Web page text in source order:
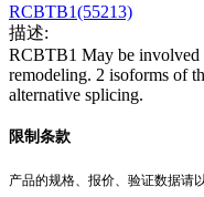
RCBTB1(55213)
描述:
RCBTB1 May be involved
remodeling. 2 isoforms of
alternative splicing.
限制条款
产品的规格、报价、验证数据请